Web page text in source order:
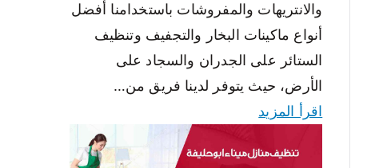
والانتريهات والمفروشات باستخدامنا أفضل
أنواع ماكينات البخار والتجفيف وتنظيف
الستائر على الجدران والسجاد على
الأرض، حيث يتوفر لدينا فريق من…
اقرأ المزيد